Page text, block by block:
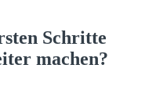
Schritte
machen?